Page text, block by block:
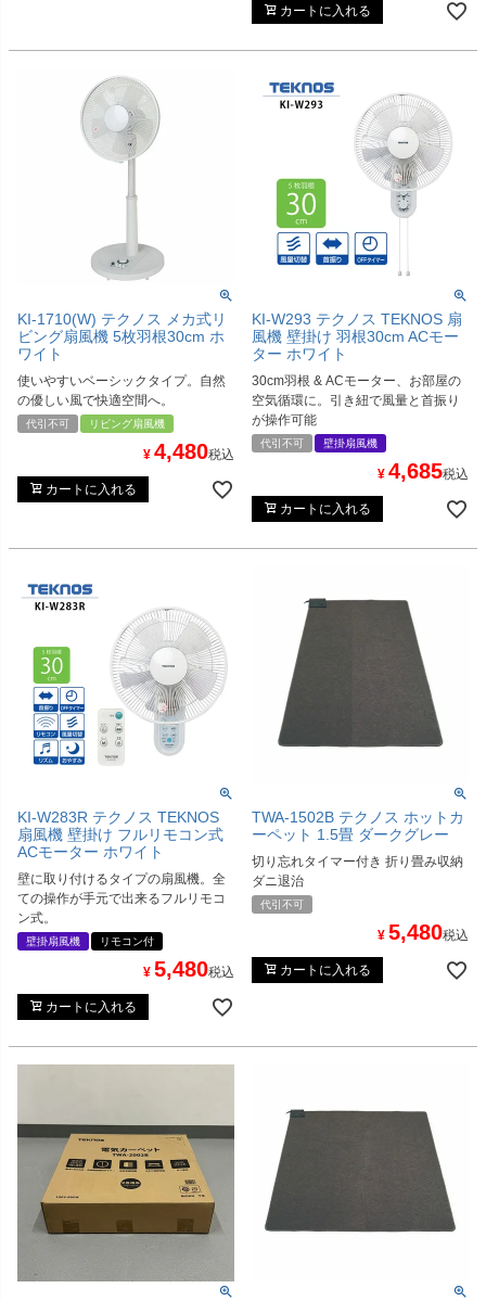
カートに入れる
KI-1710(W) テクノス メカ式リ
ビング扇風機 5枚羽根30cm ホ
ワイト
使いやすいベーシックタイプ。自然
の優しい風で快適空間へ。
代引不可 リビング扇風機
¥ 4,480税込
カートに入れる
KI-W293 テクノス TEKNOS 扇
風機 壁掛け 羽根30cm ACモー
ター ホワイト
30cm羽根 & ACモーター、お部屋の
空気循環に。引き紐で風量と首振り
が操作可能
代引不可 壁掛扇風機
¥ 4,685税込
カートに入れる
KI-W283R テクノス TEKNOS
扇風機 壁掛け フルリモコン式
ACモーター ホワイト
壁に取り付けるタイプの扇風機。全
ての操作が手元で出来るフルリモコ
ン式。
壁掛扇風機 リモコン付
¥ 5,480税込
カートに入れる
TWA-1502B テクノス ホットカ
ーペット 1.5畳 ダークグレー
切り忘れタイマー付き 折り畳み収納
ダニ退治
代引不可
¥ 5,480税込
カートに入れる